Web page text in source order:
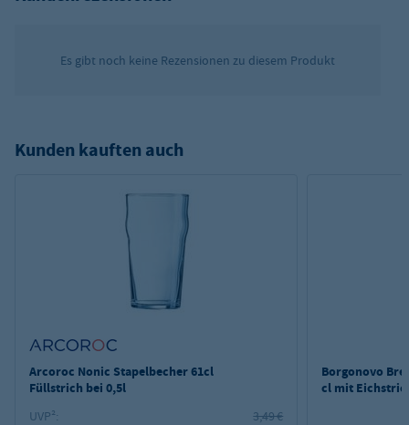
Es gibt noch keine Rezensionen zu diesem Produkt
Kunden kauften auch
Arcoroc Nonic Stapelbecher 61cl
Füllstrich bei 0,5l
UVP²:
3,49 €
Borgonovo
cl mit